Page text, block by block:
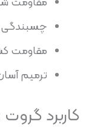
چسبندگی
مقاومت
ترمیم
کاربرد گروت